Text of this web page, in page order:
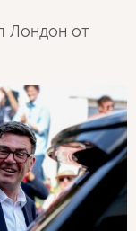
Лондон от